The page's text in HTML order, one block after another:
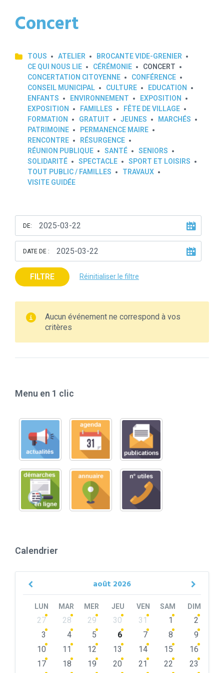
Concert
TOUS ATELIER
BROCANTE VIDE-GRENIER
CE QUI NOUS LIE
CÉRÉMONIE
CONCERT
CONCERTATION CITOYENNE
CONFÉRENCE
CONSEIL MUNICIPAL
CULTURE
EDUCATION
ENFANTS
ENVIRONNEMENT
EXPOSITION
EXPOSITION
FAMILLES
FÊTE DE VILLAGE
FORMATION
GRATUIT JEUNES
MARCHÉS
PATRIMOINE
PERMANENCE MAIRE
RENCONTRE
RÉSURGENCE
RÉUNION PUBLIQUE
SANTÉ
SENIORS
SOLIDARITÉ
SPECTACLE
SPORT ET LOISIRS
TOUT PUBLIC / FAMILLES
TRAVAUX
VISITE GUIDÉE
DE:
DATE DE :
FILTRE Réinitialiser le filtre
Aucun événement ne correspond à vos
critères
Menu en 1 clic
Calendrier
août 2026
Previous
LUN MAR MER JEU VEN SAM DIM
Skip
calendar
27 28 29 30 31 1
2
3
4 5 6 7 8
9
10
11 12 13 14 15
16
17
18 19 20 21 22
23